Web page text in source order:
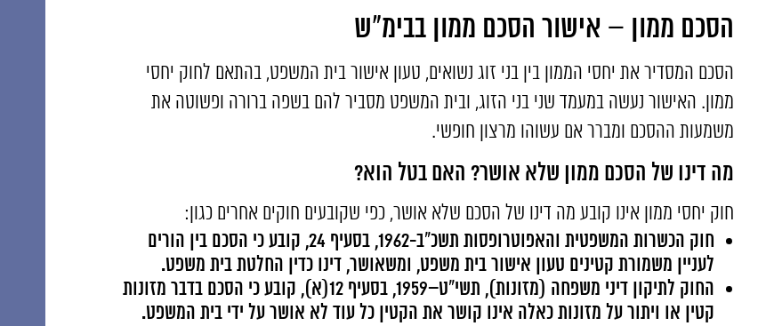
הסכם ממון – אישור הסכם ממון בבימ"ש
הסכם המסדיר את יחסי הממון בין בני זוג נשואים, טעון אישור בית המשפט, בהתאם לחוק יחסי
ממון. האישור נעשה במעמד שני בני הזוג, ובית המשפט מסביר להם בשפה ברורה ופשוטה את
משמעות ההסכם ומברר אם עשוהו מרצון חופשי.
מה דינו של הסכם ממון שלא אושר? האם בטל הוא?
חוק יחסי ממון אינו קובע מה דינו של הסכם שלא אושר, כפי שקובעים חוקים אחרים כגון:
חוק הכשרות המשפטית והאפוטרופסות תשכ"ב-1962, בסעיף 24, קובע כי הסכם בין הורים
לעניין משמורת קטינים טעון אישור בית משפט, ומשאושר, דינו כדין החלטת בית משפט.
החוק לתיקון דיני משפחה (מזונות), תשי"ט–1959, בסעיף 12(א), קובע כי הסכם בדבר מזונות
קטין או ויתור על מזונות כאלה אינו קושר את הקטין כל עוד לא אושר על ידי בית המשפט.